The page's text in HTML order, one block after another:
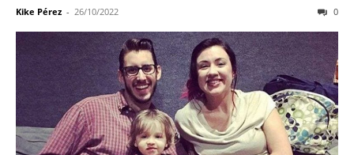
Kike Pérez - 26/10/2022 0